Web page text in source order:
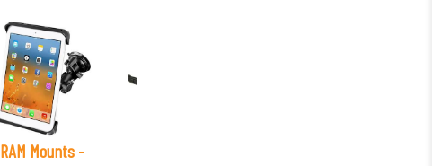
RAM Mounts-
RAM Mounts